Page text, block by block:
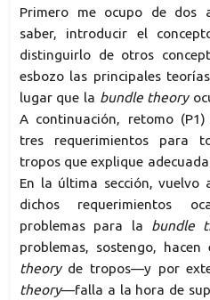
Primero me ocupo de dos
saber, introducir el
distinguirlo de otros
esbozo las principales
lugar que la bundle theory
A continuación, retomo
tres requerimientos para
tropos que explique
En la última sección, vuelvo
dichos requerimientos
problemas para la bundle
problemas, sostengo,
theoryde tropos—y por
theory—falla a la hora de